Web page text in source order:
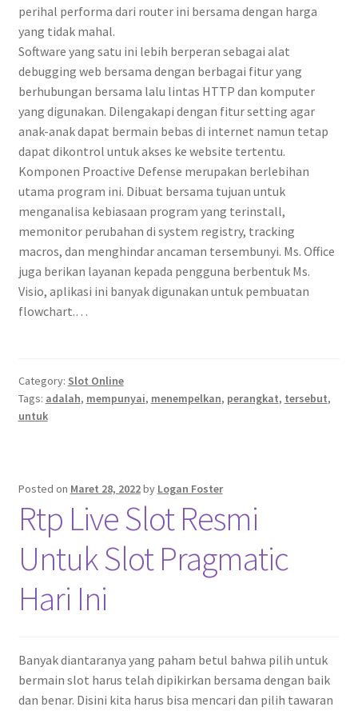
perihal performa dari router ini bersama dengan harga
yang tidak mahal.
Software yang satu ini lebih berperan sebagai alat
debugging web bersama dengan berbagai fitur yang
berhubungan bersama lalu lintas HTTP dan komputer
yang digunakan. Dilengakapi dengan fitur setting agar
anak-anak dapat bermain bebas di internet namun tetap
dapat dikontrol untuk akses ke website tertentu.
Komponen Proactive Defense merupakan berlebihan
utama program ini. Dibuat bersama tujuan untuk
menganalisa kebiasaan program yang terinstall,
memonitor perubahan di system registry, tracking
macros, dan menghindar ancaman tersembunyi. Ms. Office
juga berikan layanan kepada pengguna berbentuk Ms.
Visio, aplikasi ini banyak digunakan untuk pembuatan
flowchart.…
Category: Slot Online
Tags: adalah, mempunyai, menempelkan, perangkat, tersebut,
untuk
Posted on Maret 28, 2022by Logan Foster
Rtp Live Slot Resmi
Untuk Slot Pragmatic
Hari Ini
Banyak diantaranya yang paham betul bahwa pilih untuk
bermain slot harus telah dipikirkan bersama dengan baik
dan benar. Disini kita harus bisa mencari dan pilih tawaran